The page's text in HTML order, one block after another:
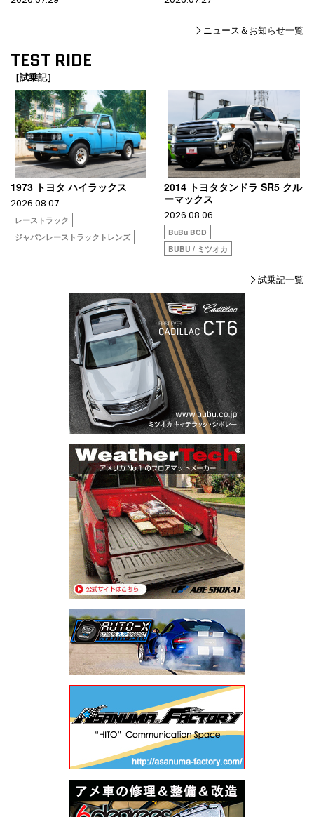
ニュース＆お知らせ一覧
TEST RIDE
［試乗記］
1973 トヨタ ハイラックス
2026.08.07
レーストラック
ジャパンレーストラックトレンズ
2014 トヨタタンドラ SR5 クル
ーマックス
2026.08.06
BuBu BCD
BUBU / ミツオカ
試乗記一覧